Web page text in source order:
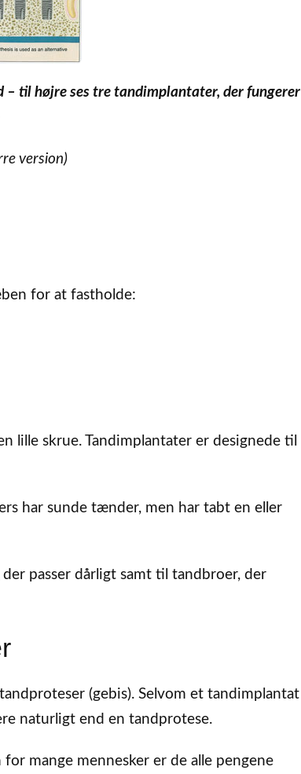
til højre ses tre tandimplantater, der fungerer
version)
for at fastholde:
lille skrue. Tandimplantater er designede til
har sunde tænder, men har tabt en eller
passer dårligt samt til tandbroer, der
(gebis). Selvom et tandimplantat
naturligt end en tandprotese.
mange mennesker er de alle pengene